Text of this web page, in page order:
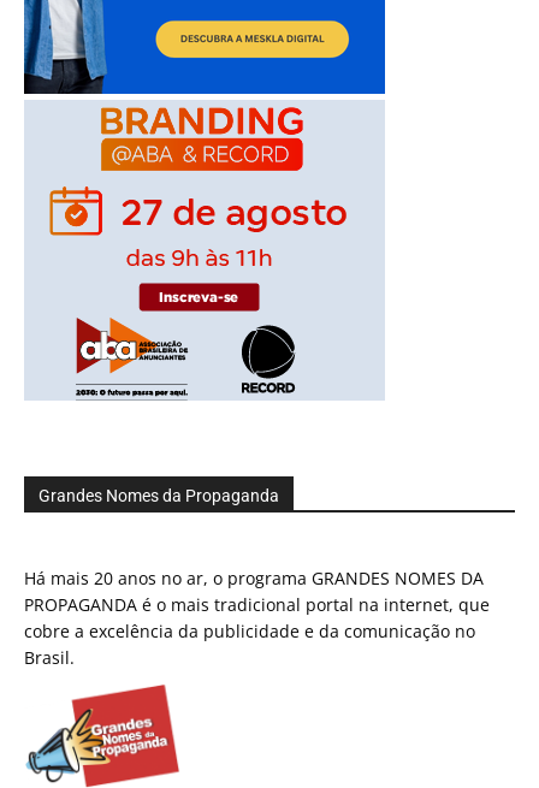
Grandes Nomes da Propaganda
Há mais 20 anos no ar, o programa GRANDES NOMES DA
PROPAGANDA é o mais tradicional portal na internet, que
cobre a excelência da publicidade e da comunicação no
Brasil.